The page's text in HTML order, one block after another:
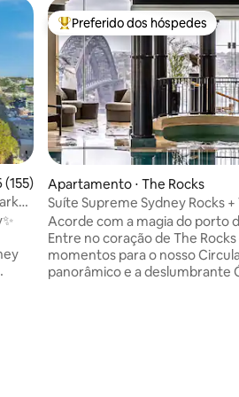
uma avaliação média de 5, 155
(155)
Entre os melhores preferidos
Preferido dos hóspedes
Apartamento ⋅ The Rocks
Suíte Supreme Sydney Rocks +
Espetacular para a Piscina
Acorde com a magia do porto
Entre no coração de The
momentos para o nosso
panorâmico e a deslumbrante